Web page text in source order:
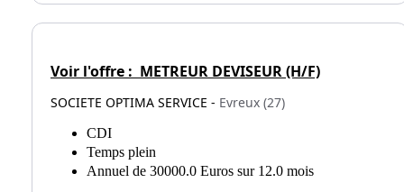
Voir l'offre : METREUR DEVISEUR (H/F)
SOCIETE OPTIMA SERVICE - Evreux (27)
CDI
Temps plein
Annuel de 30000.0 Euros sur 12.0 mois